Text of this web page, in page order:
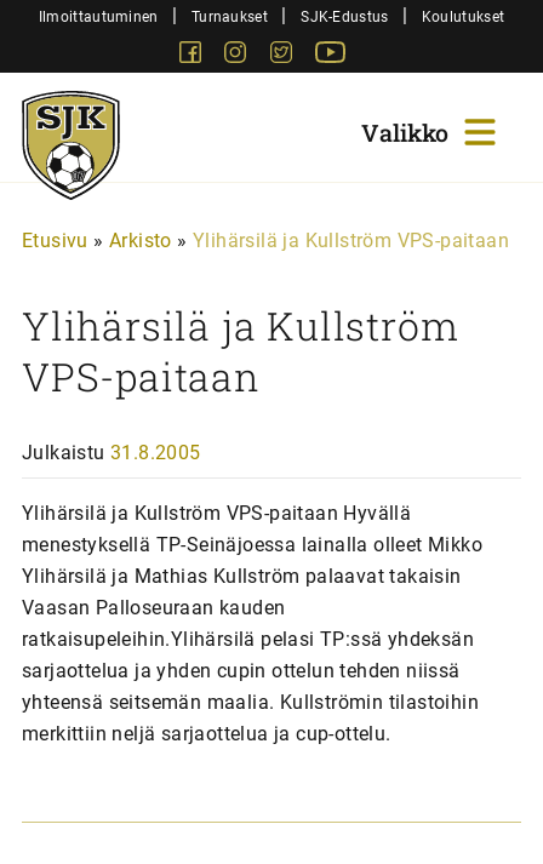
SiirryIlmoittautuminen | Turnaukset | SJK-Edustus | Koulutukset
FacebookInstagram
Twitter
Sjk-
Juniorit
Etusivu » Arkisto » Ylihärsilä ja Kullström VPS-paitaan
Ylihärsilä ja Kullström
VPS-paitaan
Julkaistu 31.8.2005
Ylihärsilä ja Kullström VPS-paitaan Hyvällä
menestyksellä TP-Seinäjoessa lainalla olleet Mikko
Ylihärsilä ja Mathias Kullström palaavat takaisin
Vaasan Palloseuraan kauden
ratkaisupeleihin.Ylihärsilä pelasi TP:ssä yhdeksän
sarjaottelua ja yhden cupin ottelun tehden niissä
yhteensä seitsemän maalia. Kullströmin tilastoihin
merkittiin neljä sarjaottelua ja cup-ottelu.